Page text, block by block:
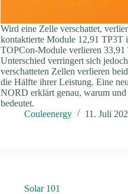
Wird eine Zelle verschattet,
kontaktierte Module 12,91 TP3T
TOPCon-Module verlieren 33,91
Unterschied verringert sich
verschatteten Zellen verlieren
die Hälfte ihrer Leistung. Eine
NORD erklärt genau, warum
bedeutet.
Couleenergy
11. Juli
Solar 101